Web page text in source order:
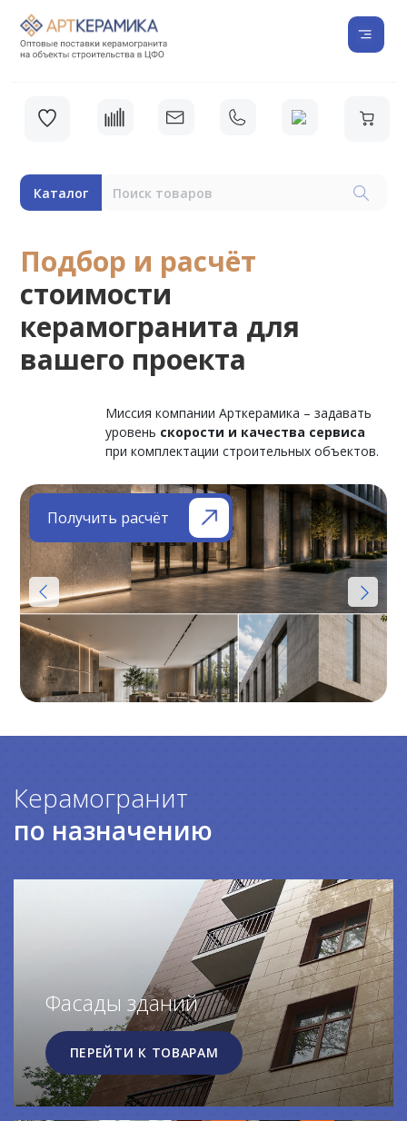
Каталог
Подбор и расчёт
стоимости
керамогранита для
вашего проекта
Миссия компании Арткерамика – задавать
уровень скорости и качества сервиса
при комплектации строительных объектов.
Получить расчёт
Керамогранит
по назначению
Фасады зданий
ПЕРЕЙТИ К ТОВАРАМ